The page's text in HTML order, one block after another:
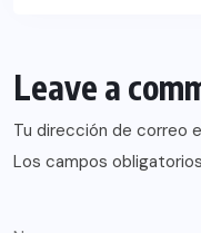
Leave a
Tu dirección de correo
Los campos